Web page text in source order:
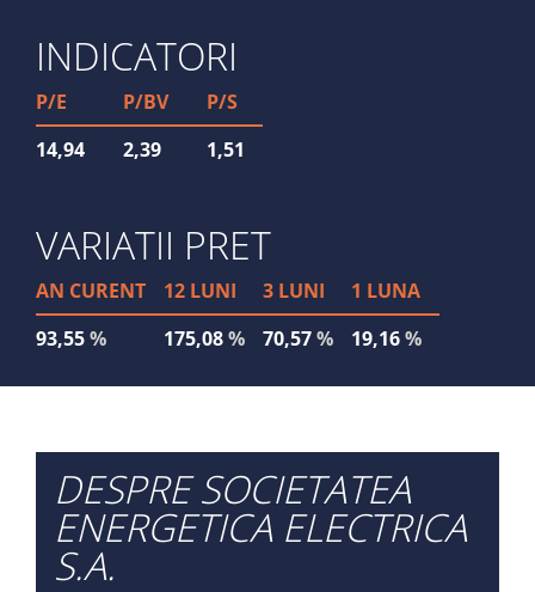
INDICATORI
P/E P/BV
P/S
14,94
2,39 1,51
VARIATII PRET
AN CURENT 12 LUNI 3 LUNI
1 LUNA
93,55% 175,08% 70,57% 19,16%
DESPRE SOCIETATEA
ENERGETICA ELECTRICA
S.A.